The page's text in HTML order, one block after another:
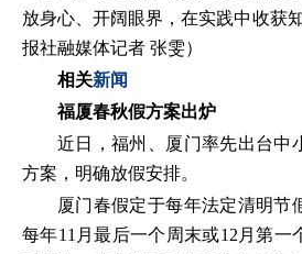
放身心、开阔眼界，在实践中收获
报社融媒体记者 张雯）
相关新闻
福厦春秋假方案出炉
近日，福州、厦门率先出台中
方案，明确放假安排。
厦门春假定于每年法定清明节
每年11月最后一个周末或12月第一